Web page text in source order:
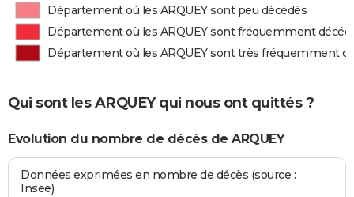
Département où les ARQUEY sont peu décédés
Département où les ARQUEY sont fréquemment
Département où les ARQUEY sont très fréquemment
Qui sont les ARQUEY qui nous ont quittés ?
Evolution du nombre de décès de ARQUEY
Données exprimées en nombre de décès (source :
Insee)